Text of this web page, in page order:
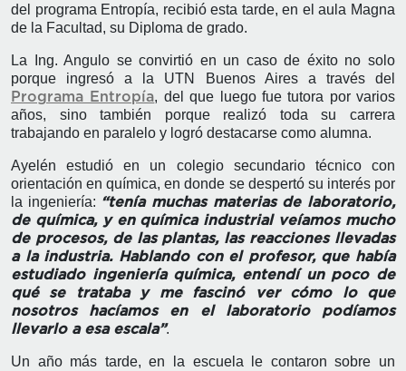
del programa Entropía, recibió esta tarde, en el aula Magna
de la Facultad, su Diploma de grado.
La Ing. Angulo se convirtió en un caso de éxito no solo
porque ingresó a la UTN Buenos Aires a través del
Programa Entropía, del que luego fue tutora por varios
años, sino también porque realizó toda su carrera
trabajando en paralelo y logró destacarse como alumna.
Ayelén estudió en un colegio secundario técnico con
orientación en química, en donde se despertó su interés por
la ingeniería: “tenía muchas materias de laboratorio,
de química, y en química industrial veíamos mucho
de procesos, de las plantas, las reacciones llevadas
a la industria. Hablando con el profesor, que había
estudiado ingeniería química, entendí un poco de
qué se trataba y me fascinó ver cómo lo que
nosotros hacíamos en el laboratorio podíamos
llevarlo a esa escala”.
Un año más tarde, en la escuela le contaron sobre un